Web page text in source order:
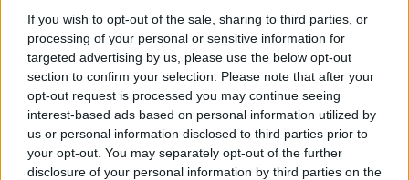
If you wish to opt-out of the sale, sharing to third parties, or
processing of your personal or sensitive information for
targeted advertising by us, please use the below opt-out
section to confirm your selection. Please note that after your
opt-out request is processed you may continue seeing
interest-based ads based on personal information utilized by
us or personal information disclosed to third parties prior to
your opt-out. You may separately opt-out of the further
disclosure of your personal information by third parties on the
LAKOSSÁGI FÓRUMON MUTATJÁK BE A
GYŐRSZENTIVÁNI KÖR TÉR FELÚJÍTÁSÁNAK
TERVEIT